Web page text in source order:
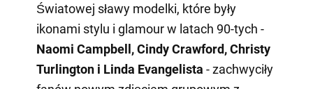
Światowej sławy modelki, które były
ikonami stylu i glamour w latach 90-tych -
Naomi Campbell, Cindy Crawford, Christy
Turlington i Linda Evangelista - zachwyciły